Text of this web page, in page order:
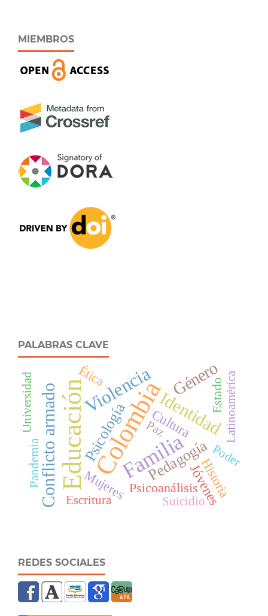
MIEMBROS
PALABRAS CLAVE
EducaciónColombia
Familia
Violencia
Conflicto armado Identidad
Género
Pedagogía
Psicología Cultura
Jóvenes
Ética
Mujeres Historia
Estado
Psicoanálisis
Poder
Latinoamérica
Escritura Suicidio
Paz
Pandemia
Universidad
REDES SOCIALES